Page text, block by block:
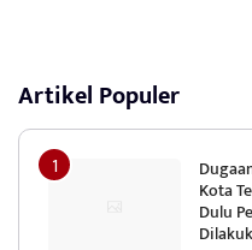
Artikel Populer
Kota
Dulu